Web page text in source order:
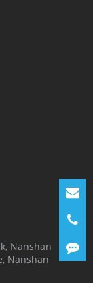
Nanshan
Nanshan